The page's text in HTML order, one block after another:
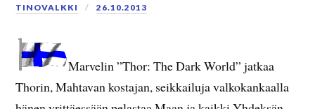
TINOVALKKI 26.10.2013
Marvelin ”Thor: The Dark World” jatkaa
Thorin, Mahtavan kostajan, seikkailuja valkokankaalla